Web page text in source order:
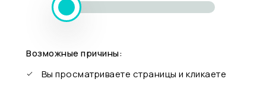
Возможные причины:
Вы просматриваете страницы и кликаете